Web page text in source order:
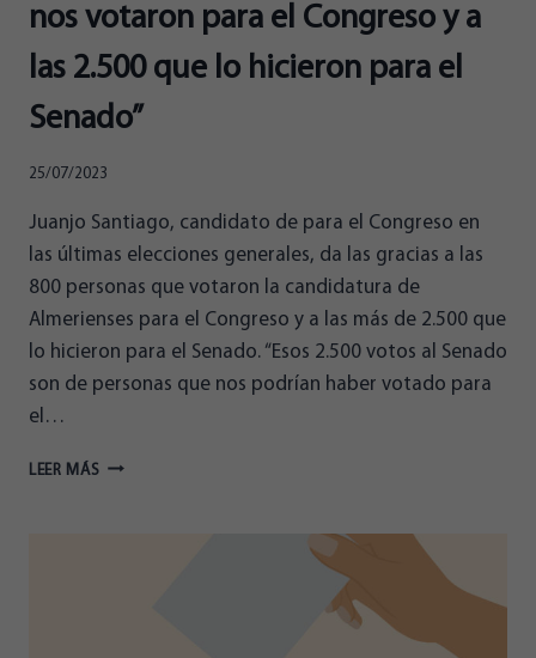
nos votaron para el Congreso y a
las 2.500 que lo hicieron para el
Senado”
25/07/2023
Juanjo Santiago, candidato de para el Congreso en
las últimas elecciones generales, da las gracias a las
800 personas que votaron la candidatura de
Almerienses para el Congreso y a las más de 2.500 que
lo hicieron para el Senado. “Esos 2.500 votos al Senado
son de personas que nos podrían haber votado para
el…
LEER MÁS “GRACIAS